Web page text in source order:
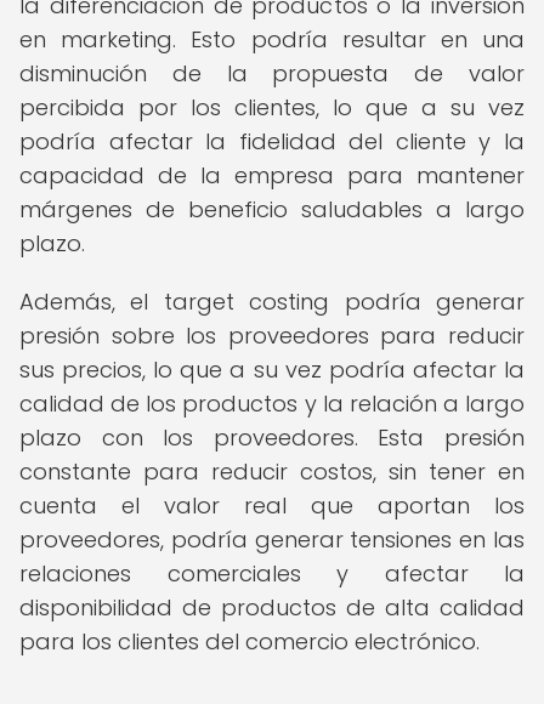
en marketing. Esto podría resultar en una
disminución de la propuesta de valor
percibida por los clientes, lo que a su vez
podría afectar la fidelidad del cliente y la
capacidad de la empresa para mantener
márgenes de beneficio saludables a largo
plazo.
Además, el target costing podría generar
presión sobre los proveedores para reducir
sus precios, lo que a su vez podría afectar la
calidad de los productos y la relación a largo
plazo con los proveedores. Esta presión
constante para reducir costos, sin tener en
cuenta el valor real que aportan los
proveedores, podría generar tensiones en las
relaciones comerciales y afectar la
disponibilidad de productos de alta calidad
para los clientes del comercio electrónico.